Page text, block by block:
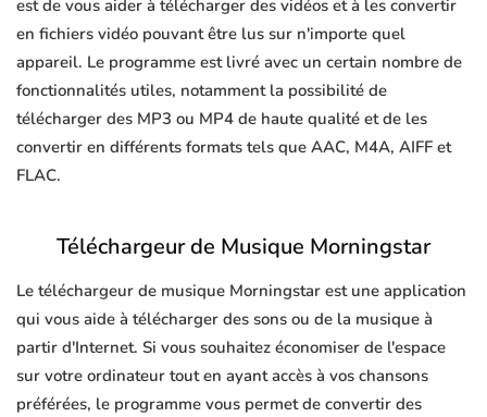
est de vous aider à télécharger des vidéos et à les convertir
en fichiers vidéo pouvant être lus sur n'importe quel
appareil. Le programme est livré avec un certain nombre de
fonctionnalités utiles, notamment la possibilité de
télécharger des MP3 ou MP4 de haute qualité et de les
convertir en différents formats tels que AAC, M4A, AIFF et
FLAC.
Téléchargeur de Musique Morningstar
Le téléchargeur de musique Morningstar est une application
qui vous aide à télécharger des sons ou de la musique à
partir d'Internet. Si vous souhaitez économiser de l'espace
sur votre ordinateur tout en ayant accès à vos chansons
préférées, le programme vous permet de convertir des